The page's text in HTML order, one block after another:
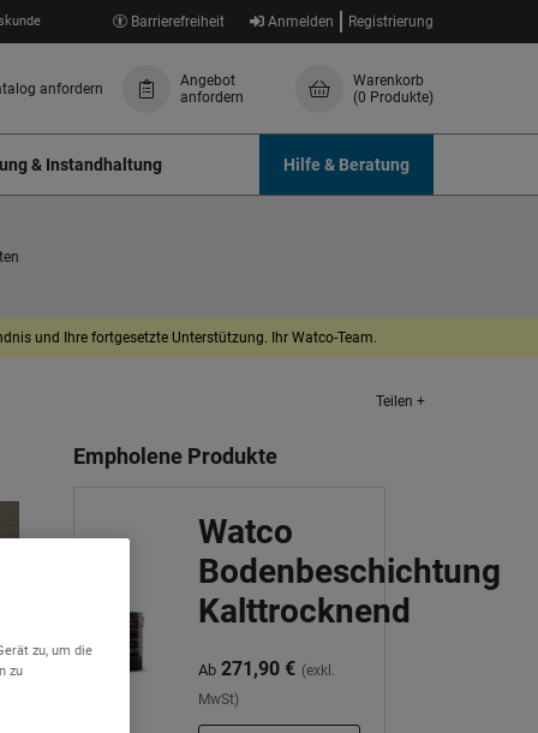
Barrierefreiheit Anmelden Registrierung
anfordern
Angebot
anfordern
Warenkorb
(0 Produkte)
& Instandhaltung Hilfe & Beratung
und Ihre fortgesetzte Unterstützung. Ihr Watco-Team.
Teilen +
Empholene Produkte
Watco
Bodenbeschichtung
Kalttrocknend
Ab271,90 € (exkl.
MwSt)
zu, um die
zu